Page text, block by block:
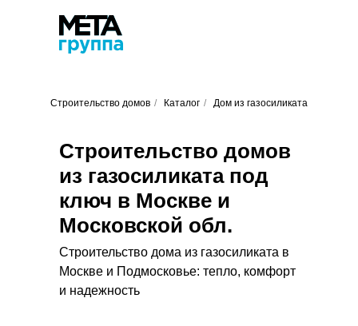
Строительство домов / Каталог / Дом из газосиликата
Строительство домов
из газосиликата под
ключ в Москве и
Московской обл.
Строительство дома из газосиликата в
Москве и Подмосковье: тепло, комфорт
и надежность